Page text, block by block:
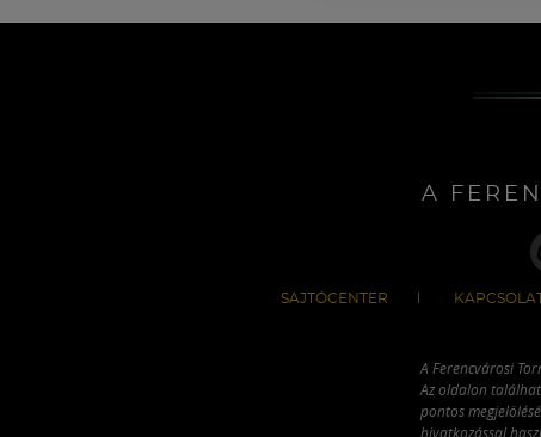
A
SAJTÓCENTER
A Ferencvárosi
Az oldalon
pontos
hivatkozással